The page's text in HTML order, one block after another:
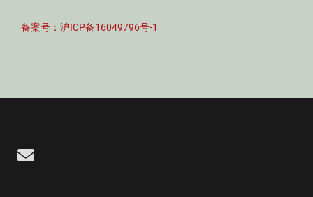
备案号：沪ICP备16049796号-1
Email